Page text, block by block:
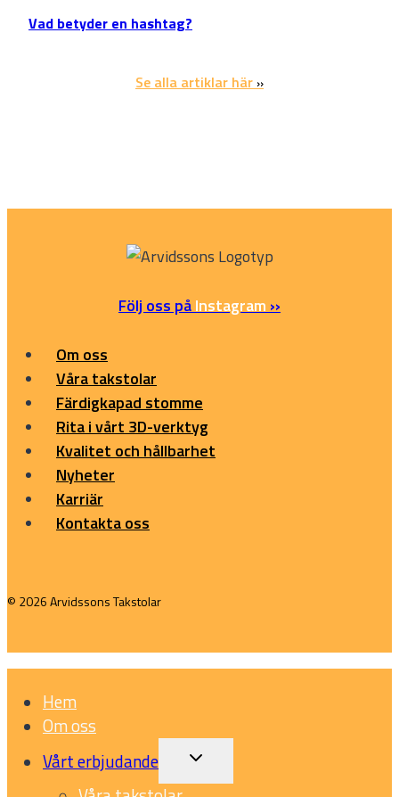
Vad betyder en hashtag?
Se alla artiklar här ››
Följ oss påInstagram ››
Om oss
Våra takstolar
Färdigkapad stomme
Rita i vårt 3D-verktyg
Kvalitet och hållbarhet
Nyheter
Karriär
Kontakta oss
© 2026 Arvidssons Takstolar
Hem
Om oss
Vårt erbjudande
Expand